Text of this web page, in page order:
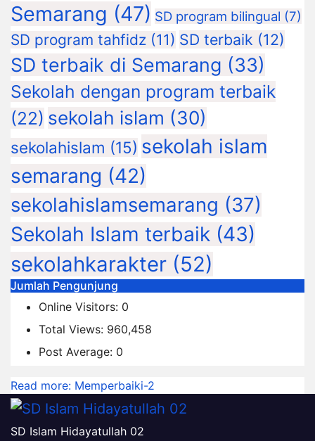
Semarang (47) SD program bilingual (7)
SD program tahfidz (11) SD terbaik (12)
SD terbaik di Semarang (33)
Sekolah dengan program terbaik
(22) sekolah islam (30)
sekolahislam (15) sekolah islam
semarang (42)
sekolahislamsemarang (37)
Sekolah Islam terbaik (43)
sekolahkarakter (52)
Jumlah Pengunjung
Online Visitors: 0
Total Views: 960,458
Post Average: 0
Read more: Memperbaiki-2
SD Islam Hidayatullah 02